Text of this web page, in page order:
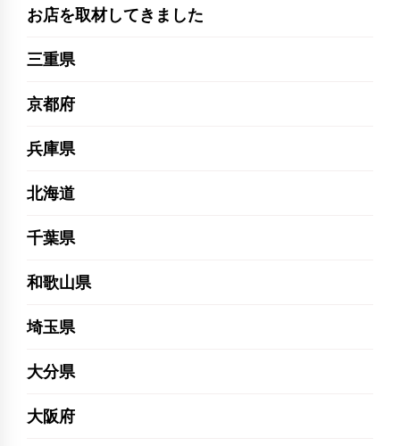
お店を取材してきました
三重県
京都府
兵庫県
北海道
千葉県
和歌山県
埼玉県
大分県
大阪府